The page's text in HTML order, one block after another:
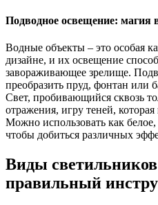
Подводное освещение: магия
Водные объекты – это особая
дизайне, и их освещение
завораживающее зрелище.
преобразить пруд, фонтан или
Свет, пробивающийся сквозь
отражения, игру теней,
Можно использовать как
чтобы добиться различных
Виды
правильный